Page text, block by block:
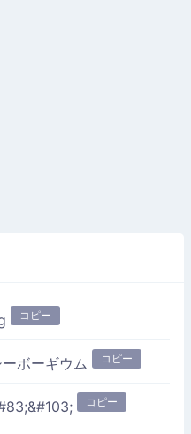
コピー
ーボーギウム コピー
コピー